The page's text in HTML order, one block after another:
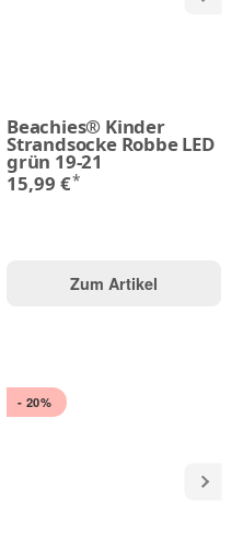
Beachies® Kinder
Strandsocke Robbe LED
grün 19-21
15,99 €*
Zum Artikel
- 20%